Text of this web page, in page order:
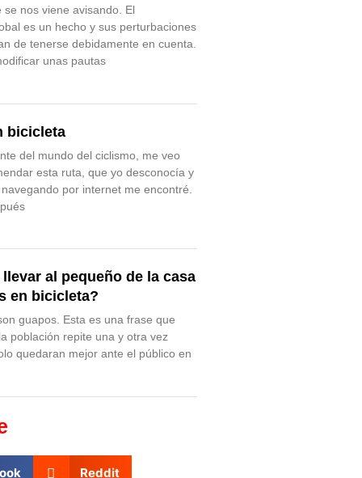
se nos viene avisando. El
es un hecho y sus perturbaciones
de tenerse debidamente en cuenta.
unas pautas
bicicleta
del mundo del ciclismo, me veo
esta ruta, que yo desconocía y
por internet me encontré.
al pequeño de la casa
en bicicleta?
guapos. Esta es una frase que
población repite una y otra vez
quedaran mejor ante el público en
Reddit